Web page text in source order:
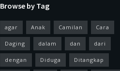
Browse by Tag
agar Anak Camilan Cara
Daging dalam dan dari
dengan Diduga Ditangkap